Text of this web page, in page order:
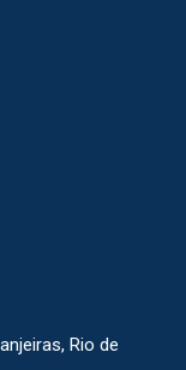
Rio de